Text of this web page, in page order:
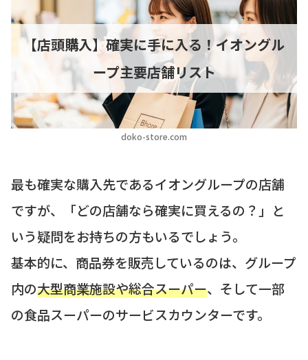
doko-store.com
【店頭購入】確実に手に入る！イオングル
ープ主要店舗リスト
最も確実な購入先であるイオングループの店舗
ですが、「どの店舗なら確実に買えるの？」と
いう疑問をお持ちの方もいるでしょう。
基本的に、商品券を販売しているのは、グループ
内の大型商業施設や総合スーパー、そして一部
の食品スーパーのサービスカウンターです。